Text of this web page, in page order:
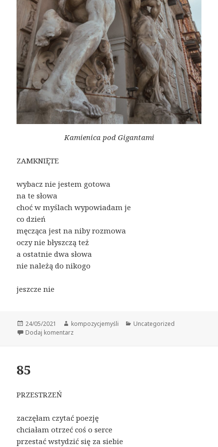
Kamienica pod Gigantami
ZAMKNIĘTE
wybacz nie jestem gotowa
na te słowa
choć w myślach wypowiadam je
co dzień
męcząca jest na niby rozmowa
oczy nie błyszczą też
a ostatnie dwa słowa
nie należą do nikogo
jeszcze nie
Data
publikacji
24/05/2021 Autor
kompozycjemyśli Kategorie
Uncategorized
Dodaj komentarzdo 86
85
PRZESTRZEŃ
zaczęłam czytać poezję
chciałam otrzeć coś o serce
przestać wstydzić się za siebie